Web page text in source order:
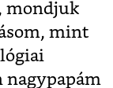
mondjuk
mint
nagypapám